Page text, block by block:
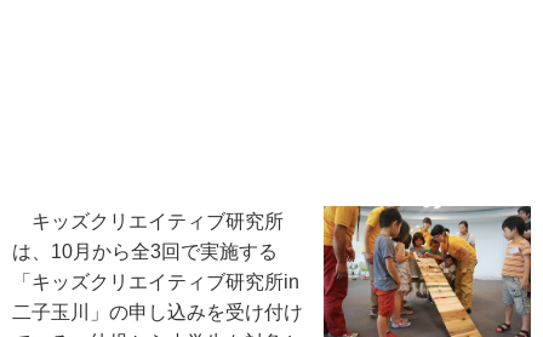
キッズクリエイティブ研究所
は、10月から全3回で実施する
「キッズクリエイティブ研究所in
二子玉川」の申し込みを受け付け